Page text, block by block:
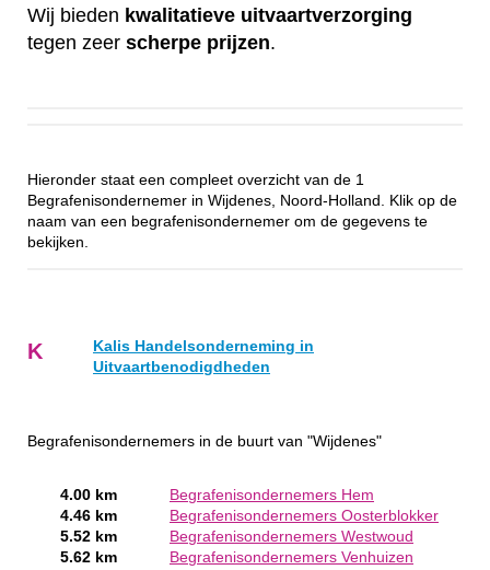
Wij bieden kwalitatieve uitvaartverzorging
tegen zeer scherpe prijzen.
Hieronder staat een compleet overzicht van de 1
Begrafenisondernemer in Wijdenes, Noord-Holland. Klik op de
naam van een begrafenisondernemer om de gegevens te
bekijken.
K
Kalis Handelsonderneming in
Uitvaartbenodigdheden
Begrafenisondernemers in de buurt van "Wijdenes"
4.00 km
Begrafenisondernemers Hem
4.46 km
Begrafenisondernemers Oosterblokker
5.52 km
Begrafenisondernemers Westwoud
5.62 km
Begrafenisondernemers Venhuizen